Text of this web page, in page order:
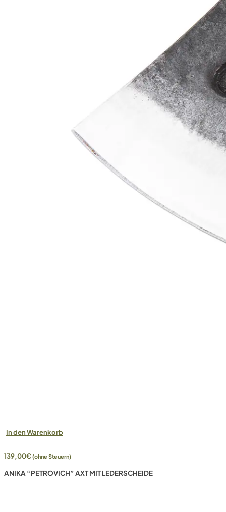
In den Warenkorb
139,00€(ohne Steuern)
ANIKA “PETROVICH” AXT MIT LEDERSCHEIDE